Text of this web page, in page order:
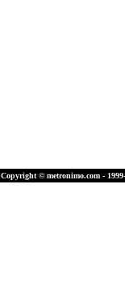
Copyright © metronimo.com -